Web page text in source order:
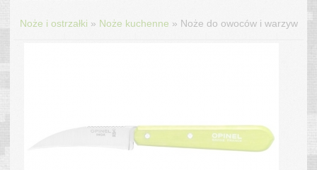
Noże i ostrzałki » Noże kuchenne » Noże do owoców i warzyw